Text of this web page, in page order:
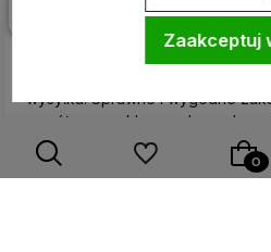
wysyłka. Sprawne i wygodne
współpraca, sklep godny
mnie w mgnieniu oka. Świetna
w tym miesiącu
Zaakceptuj